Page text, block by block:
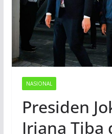
NASIONAL
Presiden
Iriana Tiba